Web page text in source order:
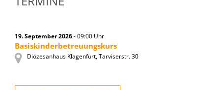
19. September 2026- 09:00 Uhr
Basiskinderbetreuungskurs
Diözesanhaus Klagenfurt, Tarviserstr. 30